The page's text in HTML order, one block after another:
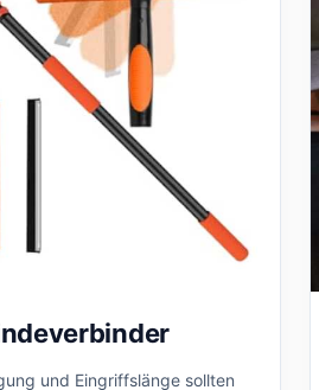
und Eingriffslänge sollten